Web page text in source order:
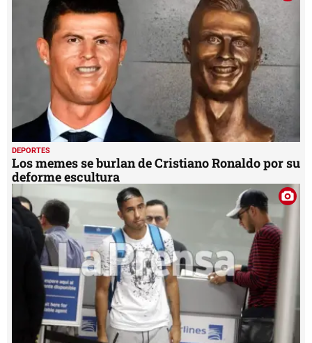
DEPORTES
Los memes se burlan de Cristiano Ronaldo por su
deforme escultura